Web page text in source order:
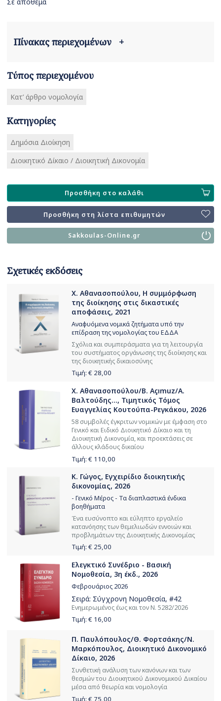
Πίνακας περιεχομένων +
Τύπος περιεχομένου
Κατ’ άρθρο νομολογία
Κατηγορίες
Δημόσια Διοίκηση
Διοικητικό Δίκαιο / Διοικητική Δικονομία
Προσθήκη στο καλάθι
Προσθήκη στη λίστα επιθυμητών
Sakkoulas-Online.gr
Σχετικές εκδόσεις
Χ. Αθανασοπούλου, Η συμμόρφωση
της διοίκησης στις δικαστικές
αποφάσεις, 2021
Αναφυόμενα νομικά ζητήματα υπό την
επίδραση της νομολογίας του ΕΔΔΑ
Σχόλια και συμπεράσματα για τη λειτουργία
του συστήματος οργάνωσης της διοίκησης και
της διοικητικής δικαιοσύνης
Τιμή: € 28,00
Χ. Αθανασοπούλου/B. Açımuz/Α.
Βαλτούδης..., Τιμητικός Τόμος
Ευαγγελίας Κουτούπα-Ρεγκάκου, 2026
58 συμβολές έγκριτων νομικών με έμφαση στο
Γενικό και Ειδικό Διοικητικό Δίκαιο και τη
Διοικητική Δικονομία, και προεκτάσεις σε
άλλους κλάδους δικαίου
Τιμή: € 110,00
Κ. Γώγος, Εγχειρίδιο διοικητικής
δικονομίας, 2026
- Γενικό Μέρος - Τα διαπλαστικά ένδικα
βοηθήματα
Ένα ευσύνοπτο και εύληπτο εργαλείο
κατανόησης των θεμελιωδών εννοιών και
προβλημάτων της Διοικητικής Δικονομίας
Τιμή: € 25,00
Ελεγκτικό Συνέδριο - Βασική
Νομοθεσία, 3η έκδ., 2026
Φεβρουάριος 2026
Σειρά: Σύγχρονη Νομοθεσία, #42
Ενημερωμένος έως και τον Ν. 5282/2026
Τιμή: € 16,00
Π. Παυλόπουλος/Θ. Φορτσάκης/Ν.
Μαρκόπουλος, Διοικητικό Δικονομικό
Δίκαιο, 2026
Συνθετική ανάλυση των κανόνων και των
θεσμών του Διοικητικού Δικονομικού Δικαίου
μέσα από θεωρία και νομολογία
Τιμή: € 75,00